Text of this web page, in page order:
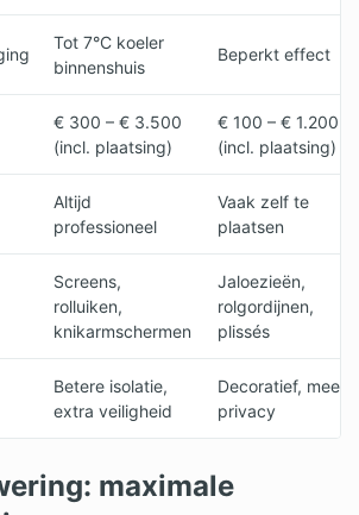
Tot 7°C koeler
binnenshuis
Beperkt effect
€ 300 – € 3.500
(incl. plaatsing)
€ 100 – € 1.200
(incl. plaatsing)
Altijd
professioneel
Vaak zelf te
plaatsen
Screens,
rolluiken,
knikarmschermen
Jaloezieën,
rolgordijnen,
plissés
Betere isolatie,
extra veiligheid
Decoratief, meer
privacy
maximale